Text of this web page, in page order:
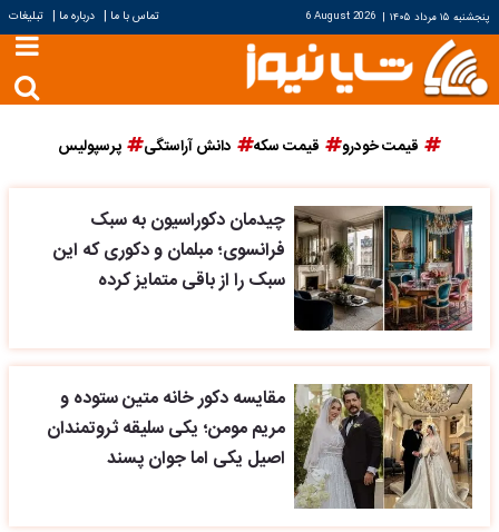
پنجشنبه ۱۵ مرداد ۱۴۰۵ |
6 August 2026 تماس با ما | درباره ما | تبلیغات
قیمت خودرو قیمت سکه دانش آراستگی پرسپولیس
چیدمان دکوراسیون به سبک
فرانسوی؛ مبلمان و دکوری که این
سبک را از باقی متمایز کرده
مقایسه دکور خانه متین ستوده و
مریم مومن؛ یکی سلیقه ثروتمندان
اصیل یکی اما جوان پسند